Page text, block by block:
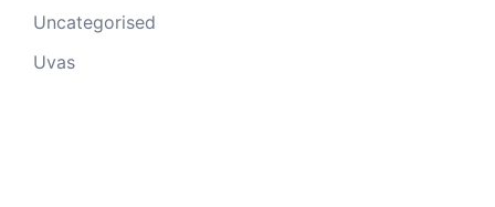
Uncategorised
Uvas